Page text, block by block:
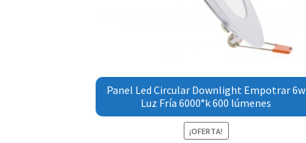
Panel Led Circular Downlight Empotrar 6w
Luz Fría 6000°k 600 lúmenes
¡OFERTA!